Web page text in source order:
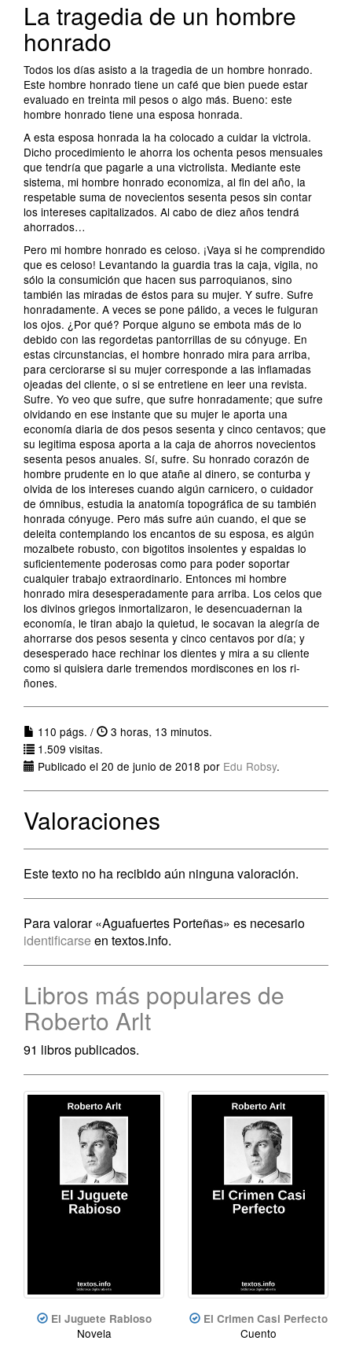
La tragedia de un hombre
honrado
Todos los días asisto a la tragedia de un hombre honrado.
Este hombre honrado tiene un café que bien puede estar
evaluado en treinta mil pesos o algo más. Bueno: este
hombre honrado tiene una esposa honrada.
A esta esposa honrada la ha colocado a cuidar la victrola.
Dicho procedimiento le ahorra los ochenta pesos mensuales
que tendría que pagarle a una victrolista. Mediante este
sistema, mi hombre honrado economiza, al fin del año, la
respetable suma de novecientos sesenta pesos sin contar
los intereses capitalizados. Al cabo de diez años tendrá
ahorrados…
Pero mi hombre honrado es celoso. ¡Vaya si he comprendido
que es celoso! Levantando la guardia tras la caja, vigila, no
sólo la consumición que hacen sus parroquianos, sino
también las miradas de éstos para su mujer. Y sufre. Sufre
honradamente. A veces se pone pálido, a veces le fulguran
los ojos. ¿Por qué? Porque alguno se embota más de lo
debido con las regordetas pantorrillas de su cónyuge. En
estas circunstancias, el hombre honrado mira para arriba,
para cerciorarse si su mujer corresponde a las inflamadas
ojeadas del cliente, o si se entretiene en leer una revista.
Sufre. Yo veo que sufre, que sufre honradamente; que sufre
olvidando en ese instante que su mujer le aporta una
economía diaria de dos pesos sesenta y cinco centavos; que
su legitima esposa aporta a la caja de ahorros novecientos
sesenta pesos anuales. Sí, sufre. Su honrado corazón de
hombre prudente en lo que atañe al dinero, se conturba y
olvida de los intereses cuando algún carnicero, o cuidador
de ómnibus, estudia la anatomía topográfica de su también
honrada cónyuge. Pero más sufre aún cuando, el que se
deleita contemplando los encantos de su esposa, es algún
mozalbete robusto, con bigotitos insolentes y espaldas lo
suficientemente poderosas como para poder soportar
cualquier trabajo extraordinario. Entonces mi hombre
honrado mira desesperadamente para arriba. Los celos que
los divinos griegos inmortalizaron, le desencuadernan la
economía, le tiran abajo la quietud, le socavan la alegría de
ahorrarse dos pesos sesenta y cinco centavos por día; y
desesperado hace rechinar los dientes y mira a su cliente
como si quisiera darle tremendos mordiscones en los ri­
ñones.
110 págs. /
3 horas, 13 minutos.
1.509 visitas.
Publicado el 20 de junio de 2018 por Edu Robsy.
Valoraciones
Este texto no ha recibido aún ninguna valoración.
Para valorar «Aguafuertes Porteñas» es necesario
identificarse en textos.info.
Libros más populares de
Roberto Arlt
91 libros publicados.
El Juguete Rabioso
Novela
El Crimen Casi Perfecto
Cuento